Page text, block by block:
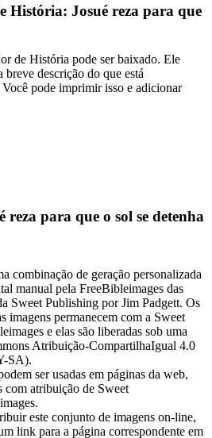
História: Josué reza para que
de História pode ser baixado. Ele
breve descrição do que está
Você pode imprimir isso e adicionar
para que o sol se detenha
combinação de geração personalizada
manual pela FreeBibleimages das
Sweet Publishing por Jim Padgett. Os
imagens permanecem com a Sweet
e elas são liberadas sob uma
Atribuição-CompartilhaIgual 4.0
SA).
ser usadas em páginas da web,
com atribuição de Sweet
este conjunto de imagens on-line,
link para a página correspondente em